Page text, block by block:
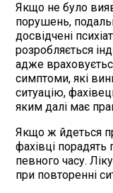
Якщо не було
порушень,
досвідчені
розробляється
адже
симптоми, які
ситуацію,
яким далі має
Якщо ж йдеться
фахівці порадять
певного часу.
при повторенні